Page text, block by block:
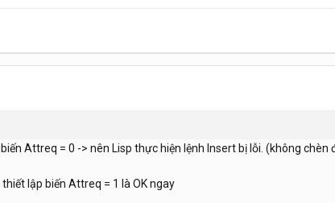
Attreq = 0 -> nên Lisp thực hiện lệnh Insert bị lỗi. (không
lập biến Attreq = 1 là OK ngay